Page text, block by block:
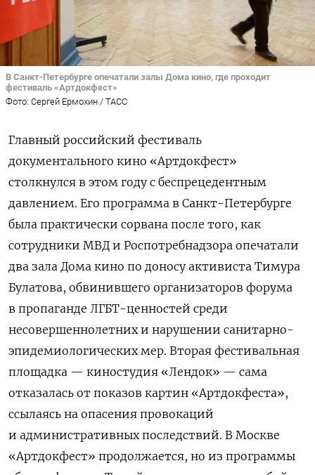
В Санкт-Петербурге опечатали залы Дома кино, где проходит
фестиваль «Артдокфест»
Фото: Сергей Ермохин / ТАСС
Главный российский фестиваль
документального кино «Артдокфест»
столкнулся в этом году с беспрецедентным
давлением. Его программа в Санкт-Петербурге
была практически сорвана после того, как
сотрудники МВД и Роспотребнадзора опечатали
два зала Дома кино по доносу активиста Тимура
Булатова, обвинившего организаторов форума
в пропаганде ЛГБТ-ценностей среди
несовершеннолетних и нарушении санитарно-
эпидемиологических мер. Вторая фестивальная
площадка — киностудия «Лендок» — сама
отказалась от показов картин «Артдокфеста»,
ссылаясь на опасения провокаций
и административных последствий. В Москве
«Артдокфест» продолжается, но из программы